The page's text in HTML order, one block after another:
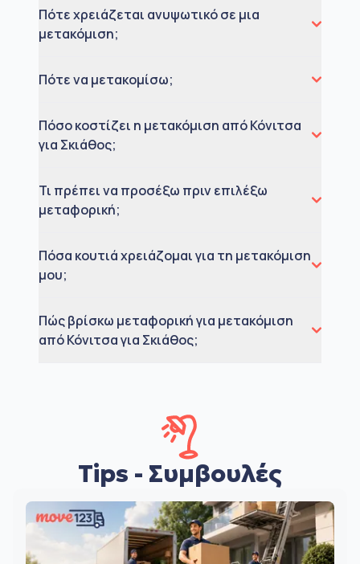
Πότε χρειάζεται ανυψωτικό σε μια
μετακόμιση;
Πότε να μετακομίσω;
Πόσο κοστίζει η μετακόμιση από Κόνιτσα
για Σκιάθος;
Τι πρέπει να προσέξω πριν επιλέξω
μεταφορική;
Πόσα κουτιά χρειάζομαι για τη μετακόμιση
μου;
Πώς βρίσκω μεταφορική για μετακόμιση
από Κόνιτσα για Σκιάθος;
Tips - Συμβουλές